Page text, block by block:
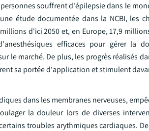
souffrent d'épilepsie dans le
étude documentée dans la NCBI, les
d'ici 2050 et, en Europe, 17,9
efficaces pour gérer la
le marché. De plus, les progrès réalisés
sa portée d'application et stimulent
dans les membranes nerveuses,
la douleur lors de diverses
troubles arythmiques cardiaques.